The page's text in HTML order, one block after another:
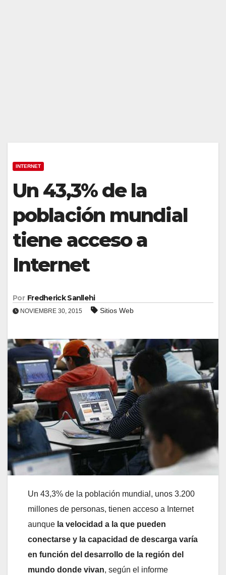
INTERNET
Un 43,3% de la
población mundial
tiene acceso a
Internet
Por Fredherick Sanllehi
NOVIEMBRE 30, 2015 Sitios Web
Un 43,3% de la población mundial, unos 3.200
millones de personas, tienen acceso a Internet
aunque la velocidad a la que pueden
conectarse y la capacidad de descarga varía
en función del desarrollo de la región del
mundo donde vivan, según el informe